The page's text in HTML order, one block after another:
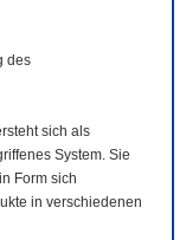
des
sich als
System. Sie
Form sich
in verschiedenen